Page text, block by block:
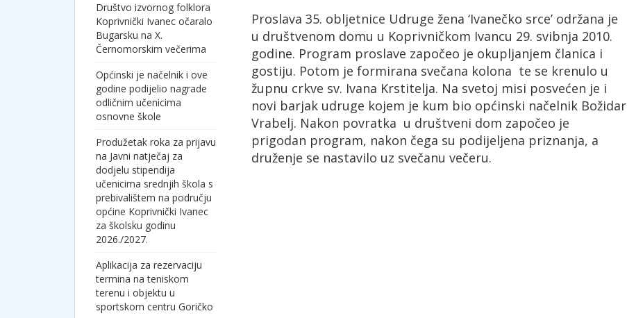
Društvo izvornog folklora
Koprivnički Ivanec očaralo
Bugarsku na X.
Černomorskim večerima
Općinski je načelnik i ove
godine podijelio nagrade
odličnim učenicima
osnovne škole
Produžetak roka za prijavu
na Javni natječaj za
dodjelu stipendija
učenicima srednjih škola s
prebivalištem na području
općine Koprivnički Ivanec
za školsku godinu
2026./2027.
Aplikacija za rezervaciju
termina na teniskom
terenu i objektu u
sportskom centru Goričko
Proslava 35. obljetnice Udruge žena ‘Ivanečko srce’ održana je
u društvenom domu u Koprivničkom Ivancu 29. svibnja 2010.
godine. Program proslave započeo je okupljanjem članica i
gostiju. Potom je formirana svečana kolona te se krenulo u
župnu crkve sv. Ivana Krstitelja. Na svetoj misi posvećen je i
novi barjak udruge kojem je kum bio općinski načelnik Božidar
Vrabelj. Nakon povratka u društveni dom započeo je
prigodan program, nakon čega su podijeljena priznanja, a
druženje se nastavilo uz svečanu večeru.